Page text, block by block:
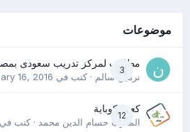
موضوعات
3
مطلوب لمركز تدريب سعودى
نرمين سالم· كتب في 16, 2016
12
كعب كوباية
المدرب حسام الدين محمد· كتب في